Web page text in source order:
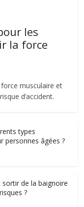
les
la force
musculaire et
d’accident.
types
personnes âgées ?
de la baignoire
?